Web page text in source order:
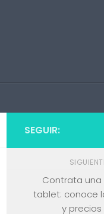
SEGUIR:
Contrata una
tablet: conoce
y